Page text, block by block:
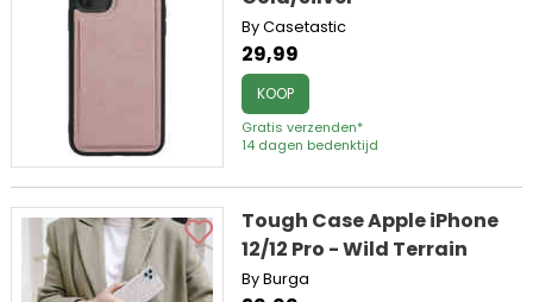
By Casetastic
29,99
KOOP
Gratis verzenden*
14 dagen bedenktijd
Tough Case Apple iPhone
12/12 Pro - Wild Terrain
By Burga